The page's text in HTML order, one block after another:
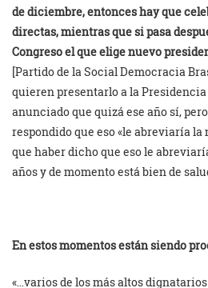
de diciembre, entonces hay que
directas, mientras que si pasa
Congreso el que elige nuevo
[Partido de la Social Democracia
quieren presentarlo a la Presidencia
anunciado que quizá ese año sí,
respondido que eso «le abreviaría
que haber dicho que eso le
años y de momento está bien de
En estos momentos están siendo
«…varios de los más altos